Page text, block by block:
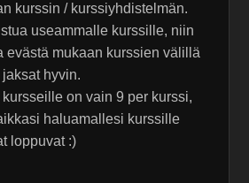
kurssin / kurssiyhdistelmän.
useammalle kurssille, niin
evästä mukaan kurssien välillä
hyvin.
on vain 9 per kurssi,
haluamallesi kurssille
loppuvat :)